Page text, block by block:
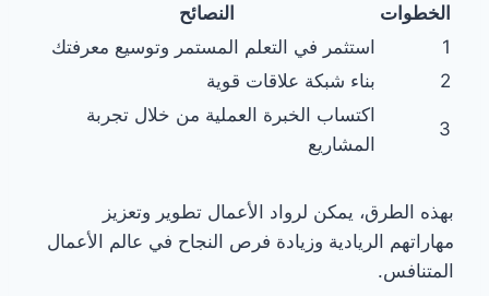
الخطوات
النصائح
1
استثمر في التعلم المستمر وتوسيع معرفتك
2
بناء شبكة علاقات قوية
3
اكتساب الخبرة العملية من خلال تجربة
المشاريع
بهذه الطرق، يمكن لرواد الأعمال تطوير وتعزيز
مهاراتهم الريادية وزيادة فرص النجاح في عالم الأعمال
المتنافس.